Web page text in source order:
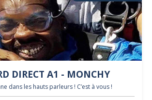
DIRECT A1 - MONCHY
dans les hauts parleurs ! C’est à vous !